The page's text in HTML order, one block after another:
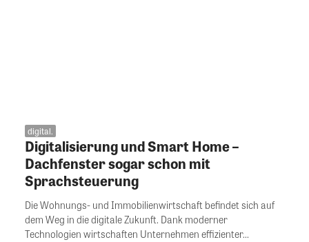
digital.
Digitalisierung und Smart Home –
Dachfenster sogar schon mit
Sprachsteuerung
Die Wohnungs- und Immobilienwirtschaft befindet sich auf
dem Weg in die digitale Zukunft. Dank moderner
Technologien wirtschaften Unternehmen effizienter...